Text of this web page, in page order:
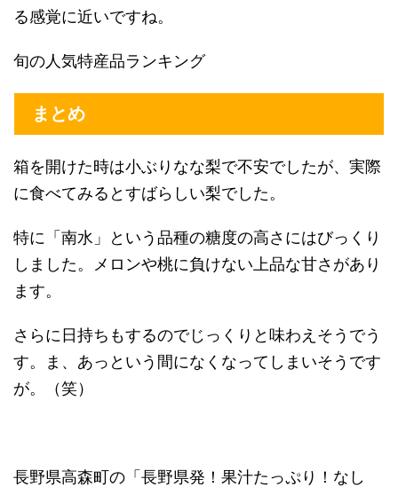
る感覚に近いですね。
旬の人気特産品ランキング
まとめ
箱を開けた時は小ぶりなな梨で不安でしたが、実際
に食べてみるとすばらしい梨でした。
特に「南水」という品種の糖度の高さにはびっくり
しました。メロンや桃に負けない上品な甘さがあり
ます。
さらに日持ちもするのでじっくりと味わえそうでう
す。ま、あっという間になくなってしまいそうです
が。（笑）
長野県高森町の「長野県発！果汁たっぷり！なし